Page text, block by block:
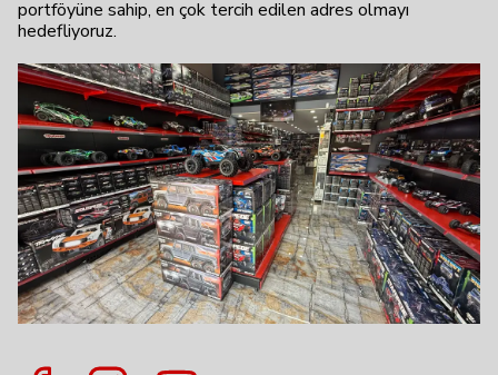
portföyüne sahip, en çok tercih edilen adres olmayı
hedefliyoruz.